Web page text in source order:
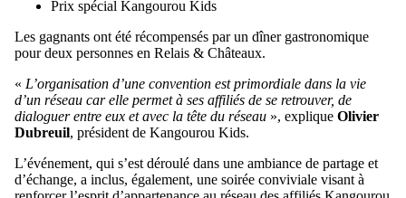
Prix spécial Kangourou Kids
Les gagnants ont été récompensés par un dîner gastronomique
pour deux personnes en Relais & Châteaux.
« L’organisation d’une convention est primordiale dans la vie
d’un réseau car elle permet à ses affiliés de se retrouver, de
dialoguer entre eux et avec la tête du réseau », explique Olivier
Dubreuil, président de Kangourou Kids.
L’événement, qui s’est déroulé dans une ambiance de partage et
d’échange, a inclus, également, une soirée conviviale visant à